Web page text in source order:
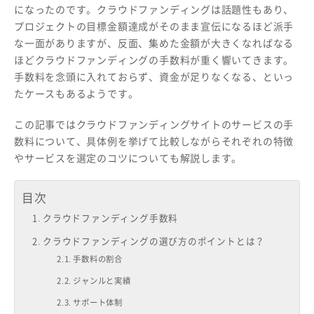
になったのです。クラウドファンディングは話題性もあり、
プロジェクトの目標金額達成がそのまま宣伝になるほど派手
な一面がありますが、反面、集めた金額が大きくなればなる
ほどクラウドファンディングの手数料が重く響いてきます。
手数料を念頭に入れておらず、資金が足りなくなる、といっ
たケースもあるようです。
この記事ではクラウドファンディングサイトのサービスの手
数料について、具体例を挙げて比較しながらそれぞれの特徴
やサービスを選定のコツについても解説します。
目次
クラウドファンディング手数料
クラウドファンディングの選び方のポイントとは？
手数料の割合
ジャンルと実績
サポート体制